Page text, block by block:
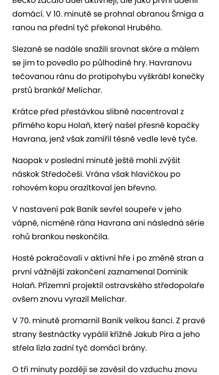
domácí. V 10. minutě se prohnal obranou Šmiga a
ranou na přední tyč překonal Hrubého.
Slezané se nadále snažili srovnat skóre a málem
se jim to povedlo po půlhodině hry. Havranovu
tečovanou ránu do protipohybu vyškrábl konečky
prstů brankář Melichar.
Krátce před přestávkou slibně nacentroval z
přímého kopu Holaň, který našel přesně kopačky
Havrana, jenž však zamířil těsně vedle levé tyče.
Naopak v poslední minutě ještě mohli zvýšit
náskok Středočeši. Vrána však hlavičkou po
rohovém kopu orazítkoval jen břevno.
V nastavení pak Baník sevřel soupeře v jeho
vápně, nicméně rána Havrana ani následná série
rohů brankou neskončila.
Hosté pokračovali v aktivní hře i po změně stran a
první vážnější zakončení zaznamenal Dominik
Holaň. Přízemní projektil ostravského středopolaře
ovšem znovu vyrazil Melichar.
V 70. minutě promarnil Baník velkou šanci. Z pravé
strany šestnáctky vypálil křižně Jakub Pira a jeho
střela lízla zadní tyč domácí brány.
O tři minuty později se zavěsil do vzduchu znovu